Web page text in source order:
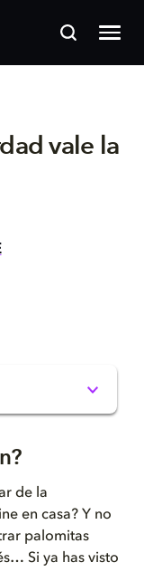
vale la
de la
en casa? Y no
palomitas
Si ya has visto